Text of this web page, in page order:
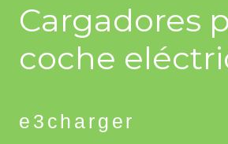
Cargadores
coche
e3charger